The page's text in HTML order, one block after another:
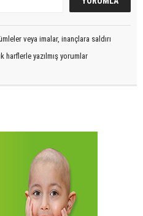
veya imalar, inançlara saldırı
harflerle yazılmış yorumlar